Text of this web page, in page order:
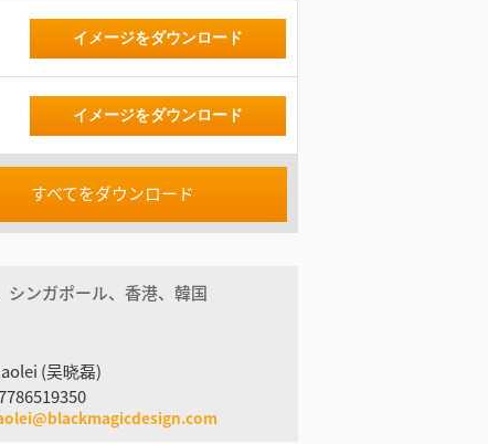
イメージをダウンロード
イメージをダウンロード
すべてをダウンロード
シンガポール、香港、韓国
(吴晓磊)